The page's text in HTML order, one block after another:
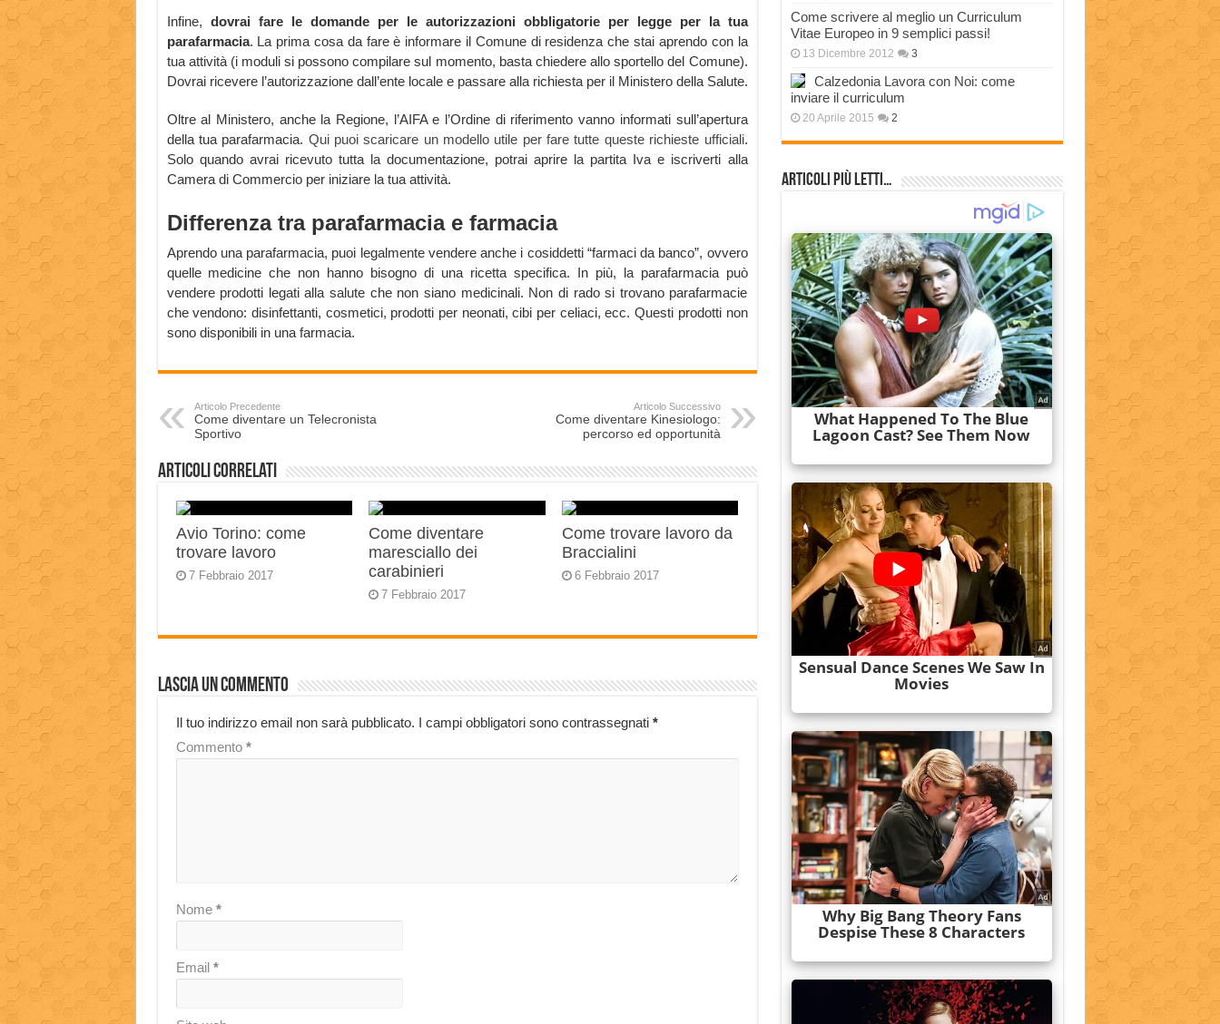
Infine, dovrai fare le domande per le autorizzazioni obbligatorie per legge per la tua
parafarmacia. La prima cosa da fare è informare il Comune di residenza che stai aprendo con la
tua attività (i moduli si possono compilare sul momento, basta chiedere allo sportello del Comune).
Dovrai ricevere l’autorizzazione dall’ente locale e passare alla richiesta per il Ministero della Salute.
Oltre al Ministero, anche la Regione, l’AIFA e l’Ordine di riferimento vanno informati sull’apertura
della tua parafarmacia. Qui puoi scaricare un modello utile per fare tutte queste richieste ufficiali.
Solo quando avrai ricevuto tutta la documentazione, potrai aprire la partita Iva e iscriverti alla
Camera di Commercio per iniziare la tua attività.
Differenza tra parafarmacia e farmacia
Aprendo una parafarmacia, puoi legalmente vendere anche i cosiddetti “farmaci da banco”, ovvero
quelle medicine che non hanno bisogno di una ricetta specifica. In più, la parafarmacia può
vendere prodotti legati alla salute che non siano medicinali. Non di rado si trovano parafarmacie
che vendono: disinfettanti, cosmetici, prodotti per neonati, cibi per celiaci, ecc. Questi prodotti non
sono disponibili in una farmacia.
Articolo Precedente
Come diventare un Telecronista
Sportivo
Articolo Successivo
Come diventare Kinesiologo:
percorso ed opportunità
Articoli correlati
Avio Torino: come
trovare lavoro
7 Febbraio 2017
Come diventare
maresciallo dei
carabinieri
7 Febbraio 2017
Come trovare lavoro da
Braccialini
6 Febbraio 2017
Lascia un commento
Il tuo indirizzo email non sarà pubblicato. I campi obbligatori sono contrassegnati *
Commento *
Nome *
Email *
Come scrivere al meglio un Curriculum
Vitae Europeo in 9 semplici passi!
13 Dicembre 2012 3
Calzedonia Lavora con Noi: come
inviare il curriculum
20 Aprile 2015 2
Articoli più Letti…